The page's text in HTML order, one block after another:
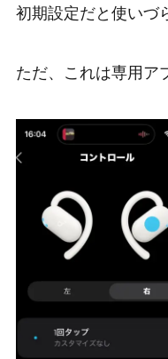
初期設定だと使いづ
ただ、これは専用ア